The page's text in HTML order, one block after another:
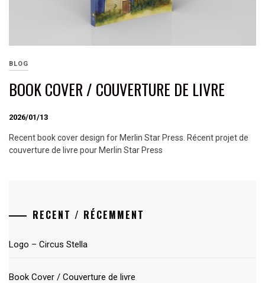
BLOG
BOOK COVER / COUVERTURE DE LIVRE
2026/01/13
Recent book cover design for Merlin Star Press. Récent projet de
couverture de livre pour Merlin Star Press
RECENT / RÉCEMMENT
Logo – Circus Stella
Book Cover / Couverture de livre